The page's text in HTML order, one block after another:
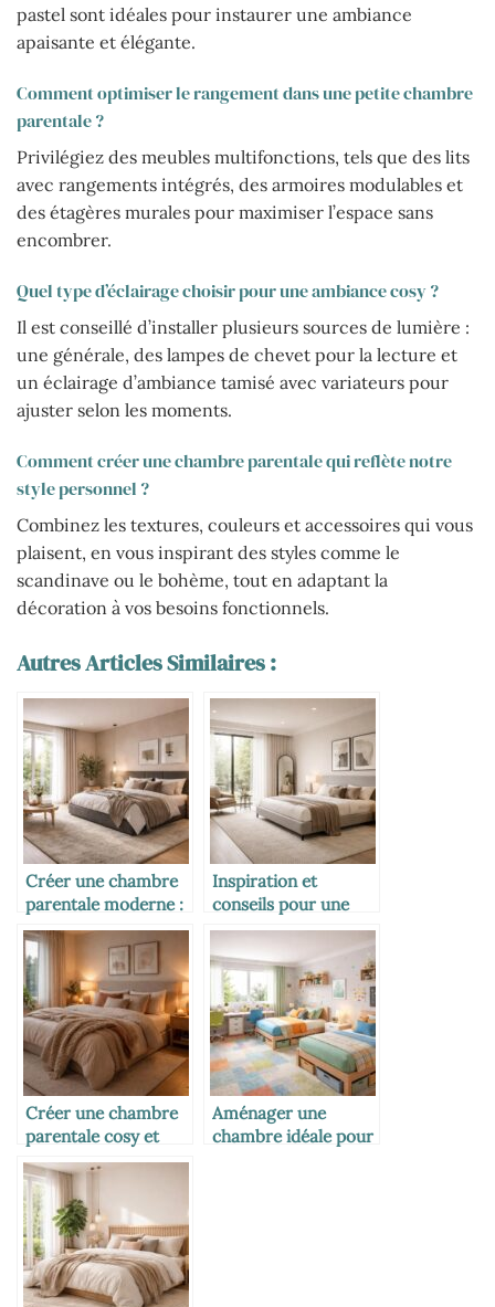
pastel sont idéales pour instaurer une ambiance
apaisante et élégante.
Comment optimiser le rangement dans une petite chambre
parentale ?
Privilégiez des meubles multifonctions, tels que des lits
avec rangements intégrés, des armoires modulables et
des étagères murales pour maximiser l’espace sans
encombrer.
Quel type d’éclairage choisir pour une ambiance cosy ?
Il est conseillé d’installer plusieurs sources de lumière :
une générale, des lampes de chevet pour la lecture et
un éclairage d’ambiance tamisé avec variateurs pour
ajuster selon les moments.
Comment créer une chambre parentale qui reflète notre
style personnel ?
Combinez les textures, couleurs et accessoires qui vous
plaisent, en vous inspirant des styles comme le
scandinave ou le bohème, tout en adaptant la
décoration à vos besoins fonctionnels.
Autres Articles Similaires :
Créer une chambre
parentale moderne :
élégance et confort
au rendez-vous
Inspiration et
conseils pour une
chambre parentale
au design moderne
et élégant
Créer une chambre
parentale cosy et
chaleureuse pour
des nuits apaisantes
Aménager une
chambre idéale pour